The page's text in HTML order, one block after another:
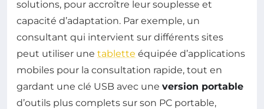
solutions, pour accroître leur souplesse et
capacité d’adaptation. Par exemple, un
consultant qui intervient sur différents sites
peut utiliser une tablette équipée d’applications
mobiles pour la consultation rapide, tout en
gardant une clé USB avec une version portable
d’outils plus complets sur son PC portable,